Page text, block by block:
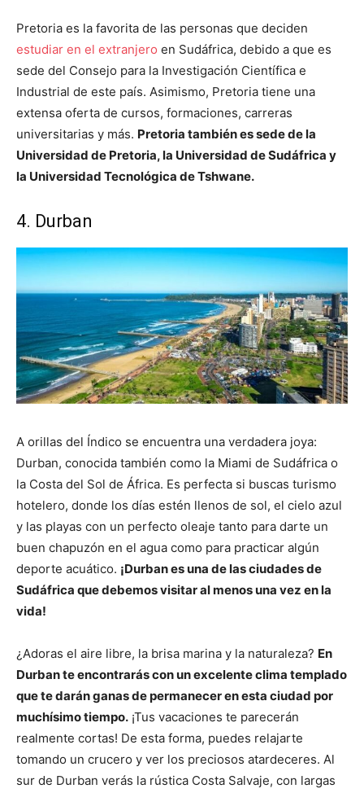
Pretoria es la favorita de las personas que deciden
estudiar en el extranjero en Sudáfrica, debido a que es
sede del Consejo para la Investigación Científica e
Industrial de este país. Asimismo, Pretoria tiene una
extensa oferta de cursos, formaciones, carreras
universitarias y más. Pretoria también es sede de la
Universidad de Pretoria, la Universidad de Sudáfrica y
la Universidad Tecnológica de Tshwane.
4. Durban
A orillas del Índico se encuentra una verdadera joya:
Durban, conocida también como la Miami de Sudáfrica o
la Costa del Sol de África. Es perfecta si buscas turismo
hotelero, donde los días estén llenos de sol, el cielo azul
y las playas con un perfecto oleaje tanto para darte un
buen chapuzón en el agua como para practicar algún
deporte acuático. ¡Durban es una de las ciudades de
Sudáfrica que debemos visitar al menos una vez en la
vida!
¿Adoras el aire libre, la brisa marina y la naturaleza? En
Durban te encontrarás con un excelente clima templado
que te darán ganas de permanecer en esta ciudad por
muchísimo tiempo. ¡Tus vacaciones te parecerán
realmente cortas! De esta forma, puedes relajarte
tomando un crucero y ver los preciosos atardeceres. Al
sur de Durban verás la rústica Costa Salvaje, con largas